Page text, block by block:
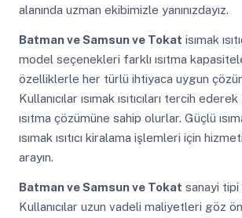
alanında uzman ekibimizle yanınızdayız.
Batman ve Samsun ve Tokat isımak
model seçenekleri farklı ısıtma
özelliklerle her türlü ihtiyaca uygun
Kullanıcılar ısımak ısıtıcıları tercih
ısıtma çözümüne sahip olurlar. Güçlü
ısımak ısıtıcı kiralama işlemleri için
arayın.
Batman ve Samsun ve Tokat sanayi tipi
Kullanıcılar uzun vadeli maliyetleri göz